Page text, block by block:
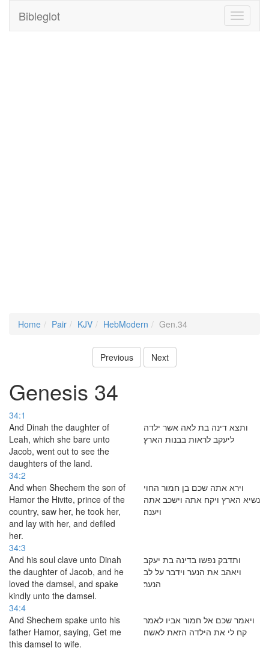
Toggle
Bibleglot
Home Pair KJV HebModern Gen.34
Previous Next
Genesis 34
34:1
And Dinah the daughter of
Leah, which she bare unto
Jacob, went out to see the
daughters of the land.
ותצא דינה בת לאה אשר ילדה
ליעקב לראות בבנות הארץ׃
34:2
And when Shechem the son of
Hamor the Hivite, prince of the
country, saw her, he took her,
and lay with her, and defiled
her.
וירא אתה שכם בן חמור החוי
נשיא הארץ ויקח אתה וישכב אתה
ויענה׃
34:3
And his soul clave unto Dinah
the daughter of Jacob, and he
loved the damsel, and spake
kindly unto the damsel.
ותדבק נפשו בדינה בת יעקב
ויאהב את הנער וידבר על לב
הנער׃
34:4
And Shechem spake unto his
father Hamor, saying, Get me
this damsel to wife.
ויאמר שכם אל חמור אביו לאמר
קח לי את הילדה הזאת לאשה׃